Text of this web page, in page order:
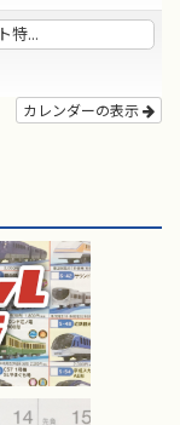
特...
カレンダーの表示